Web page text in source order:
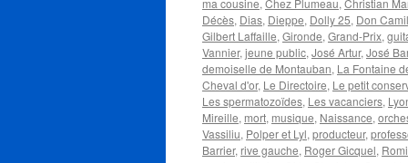
ma cousine, Chez Plumeau, Christian
Décès, Dias, Dieppe, Dolly 25, Don
Gilbert Laffaille, Gironde, Grand-Prix,
Vannier, jeune public, José Artur, José
demoiselle de Montauban, La Fontaine
Cheval d'or, Le Directoire, Le petit
Les spermatozoïdes, Les vacanciers,
Mireille, mort, musique, Naissance,
Vassiliu, Polper et Lyl, producteur,
Barrier, rive gauche, Roger Gicquel,